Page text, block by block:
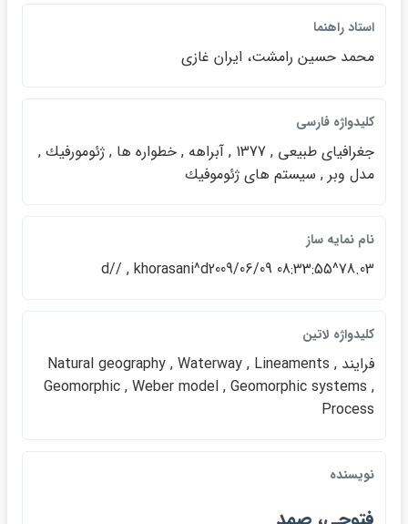
استاد راهنما
محمد حسين رامشت، ايران غازي
كليدواژه فارسي
جغرافياي طبيعي , 1377 , آبراهه , خطواره ها , ژئومورفيك ,
مدل وبر , سيستم هاي ژئوموفيك
نام نمايه ساز
78.03^d// , khorasani^d2009/06/09 08:33:55
كليدواژه لاتين
فرايند Natural geography , Waterway , Lineaments ,
Geomorphic , Weber model , Geomorphic systems ,
Process
نويسنده